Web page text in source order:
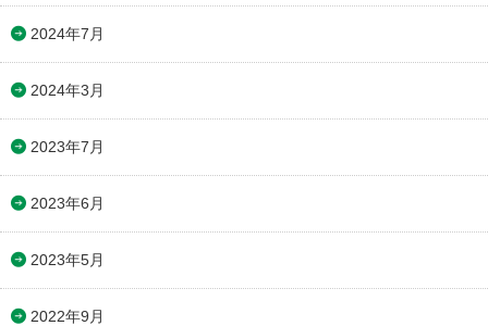
2024年7月
2024年3月
2023年7月
2023年6月
2023年5月
2022年9月